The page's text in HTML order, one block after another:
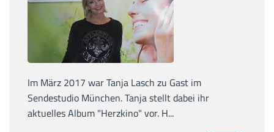
Im März 2017 war Tanja Lasch zu Gast im
Sendestudio München. Tanja stellt dabei ihr
aktuelles Album "Herzkino" vor. H...